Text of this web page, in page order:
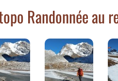
Randonnée au